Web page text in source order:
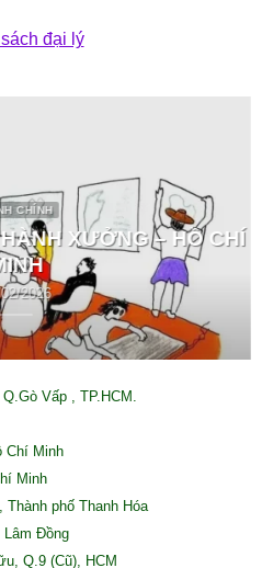
đại lý
CHÍNH
XƯỞNG – HỒ CHÍ
2026
Vấp , TP.HCM.
Chí Minh
Minh
Thành phố Thanh Hóa
Đồng
Q.9 (Cũ), HCM